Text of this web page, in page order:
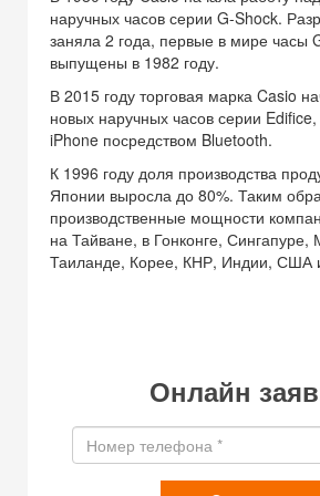
наручных часов серии G-Shock.
заняла 2 года, первые в мире часы
выпущены в 1982 году.
В 2015 году торговая марка Casio
новых наручных часов серии
iPhone посредством Bluetooth.
К 1996 году доля производства
Японии выросла до 80%. Таким
производственные мощности
на Тайване, в Гонконге, Сингапуре,
Таиланде, Корее, КНР, Индии, США
Онлайн